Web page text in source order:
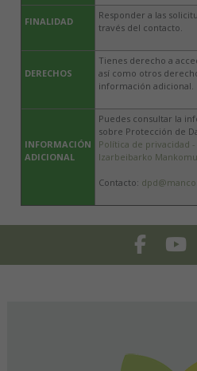
FINALIDAD
Responder a las
través del contacto.
DERECHOS
Tienes derecho a
así como otros
información adicional.
INFORMACIÓN
ADICIONAL
Puedes consultar la
sobre Protección de
Política de privacidad
Izarbeibarko
Contacto:
Facebook